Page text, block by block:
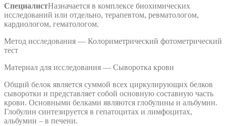
СпециалистНазначается в комплексе биохимических
исследований или отдельно, терапевтом, ревматологом,
кардиологом, гематологом.
Метод исследования — Колориметрический фотометрический
тест
Материал для исследования — Сыворотка крови
Общий белок является суммой всех циркулирующих белков
сыворотки и представляет собой основную составную часть
крови. Основными белками являются глобулины и альбумин.
Глобулин синтезируется в гепатоцитах и лимфоцитах,
альбумин – в печени.